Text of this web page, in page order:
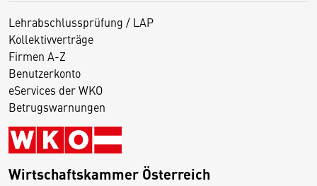
Lehrabschlussprüfung / LAP
Kollektivverträge
Firmen A-Z
Benutzerkonto
eServices der WKO
Betrugswarnungen
Wirtschaftskammer Österreich